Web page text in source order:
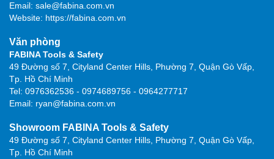
Email: sale@fabina.com.vn
Website: https://fabina.com.vn
Văn phòng
FABINA Tools & Safety
49 Đường số 7, Cityland Center Hills, Phường 7, Quận Gò Vấp,
Tp. Hồ Chí Minh
Tel: 0976362536 - 0974689756 - 0964277717
Email: ryan@fabina.com.vn
Showroom FABINA Tools & Safety
49 Đường số 7, Cityland Center Hills, Phường 7, Quận Gò Vấp,
Tp. Hồ Chí Minh